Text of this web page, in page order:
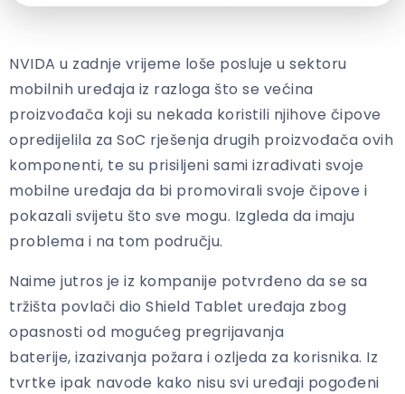
NVIDA u zadnje vrijeme loše posluje u sektoru
mobilnih uređaja iz razloga što se većina
proizvođača koji su nekada koristili njihove čipove
opredijelila za SoC rješenja drugih proizvođača ovih
komponenti, te su prisiljeni sami izrađivati svoje
mobilne uređaja da bi promovirali svoje čipove i
pokazali svijetu što sve mogu. Izgleda da imaju
problema i na tom području.
Naime jutros je iz kompanije potvrđeno da se sa
tržišta povlači dio Shield Tablet uređaja zbog
opasnosti od mogućeg pregrijavanja
baterije, izazivanja požara i ozljeda za korisnika. Iz
tvrtke ipak navode kako nisu svi uređaji pogođeni